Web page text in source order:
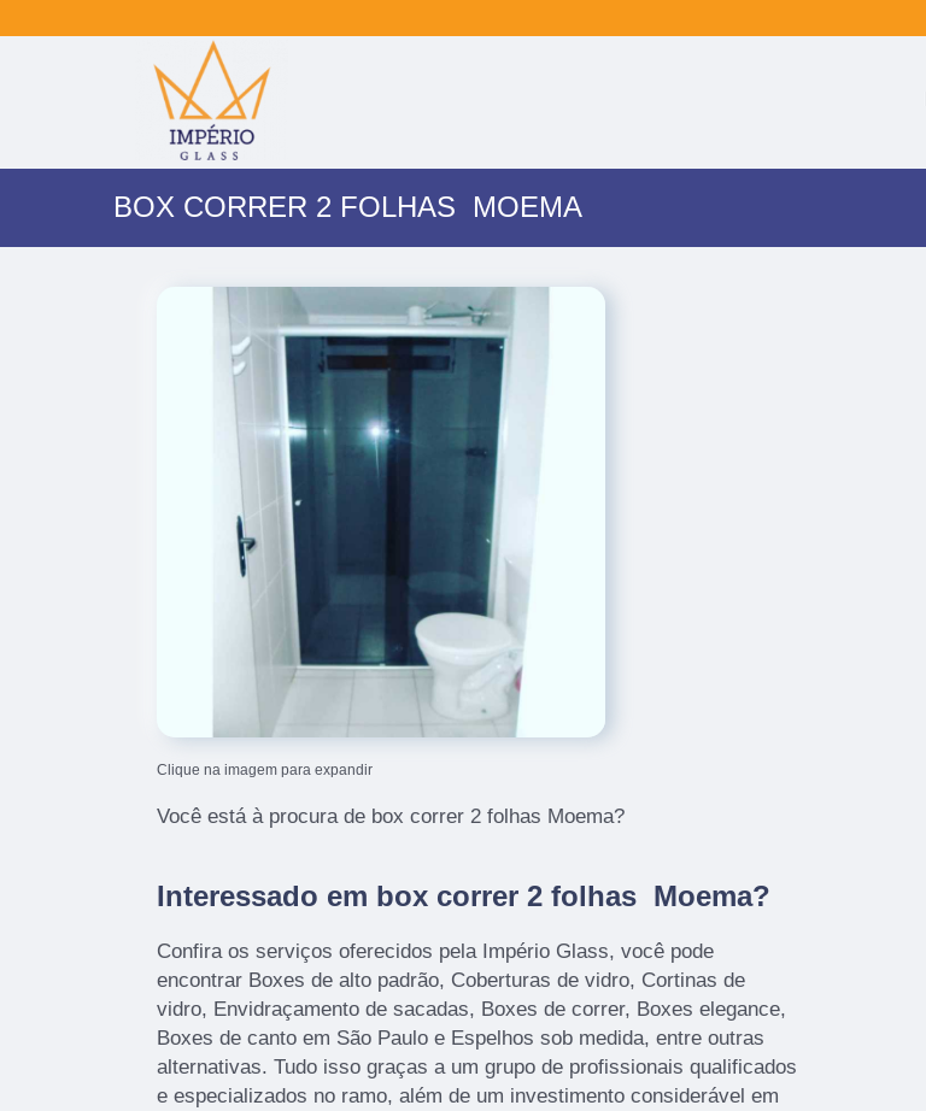
BOX CORRER 2 FOLHAS MOEMA
Clique na imagem para expandir
Você está à procura de box correr 2 folhas Moema?
Interessado em box correr 2 folhas Moema?
Confira os serviços oferecidos pela Império Glass, você pode
encontrar Boxes de alto padrão, Coberturas de vidro, Cortinas de
vidro, Envidraçamento de sacadas, Boxes de correr, Boxes elegance,
Boxes de canto em São Paulo e Espelhos sob medida, entre outras
alternativas. Tudo isso graças a um grupo de profissionais qualificados
e especializados no ramo, além de um investimento considerável em